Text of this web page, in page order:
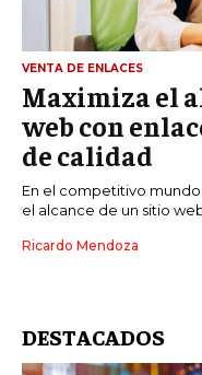
VENTA DE ENLACES
Maximiza el
web con
de calidad
En el competitivo
el alcance de un sitio
Ricardo Mendoza
DESTACADOS